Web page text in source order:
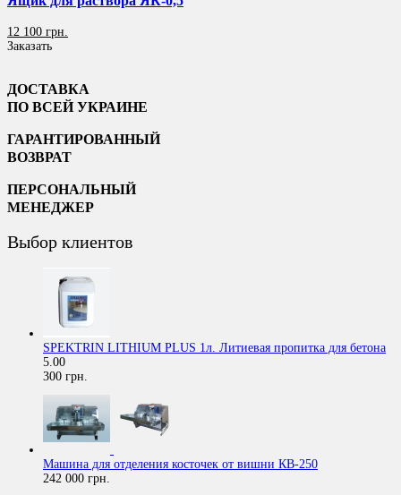
12 100 грн.
Заказать
ДОСТАВКА
ПО ВСЕЙ УКРАИНЕ
ГАРАНТИРОВАННЫЙ
ВОЗВРАТ
ПЕРСОНАЛЬНЫЙ
МЕНЕДЖЕР
Выбор клиентов
SPEKTRIN LITHIUM PLUS 1л. Литиевая пропитка для бетона
5.00
300 грн.
Машина для отделения косточек от вишни КВ-250
242 000 грн.